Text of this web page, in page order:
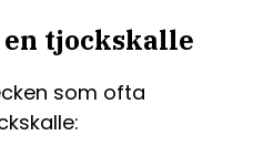
tjockskalle
som ofta